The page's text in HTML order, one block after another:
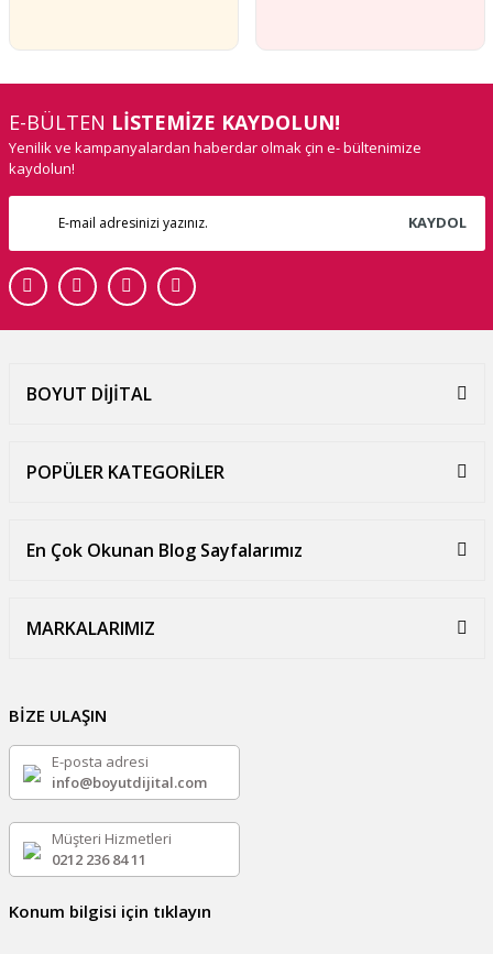
E-BÜLTEN LİSTEMİZE KAYDOLUN!
Yenilik ve kampanyalardan haberdar olmak çin e- bültenimize
kaydolun!
KAYDOL
BOYUT DİJİTAL
POPÜLER KATEGORİLER
En Çok Okunan Blog Sayfalarımız
MARKALARIMIZ
BİZE ULAŞIN
E-posta adresi
info@boyutdijital.com
Müşteri Hizmetleri
0212 236 84 11
Konum bilgisi için tıklayın